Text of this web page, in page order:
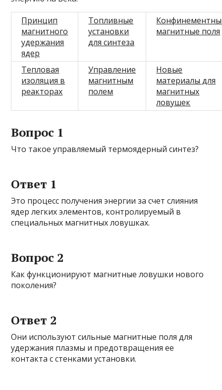
Принцип
магнитного
удержания
ядер
Топливные
установки
для синтеза
магнитные поля
Тепловая
изоляция в
реакторах
Управление
магнитным
полем
Новые
материалы для
магнитных
ловушек
Вопрос 1
Что такое управляемый термоядерный синтез?
Ответ 1
Это процесс получения энергии за счет слияния
ядер легких элементов, контролируемый в
специальных магнитных ловушках.
Вопрос 2
Как функционируют магнитные ловушки нового
поколения?
Ответ 2
Они используют сильные магнитные поля для
удержания плазмы и предотвращения ее
контакта с стенками установки.